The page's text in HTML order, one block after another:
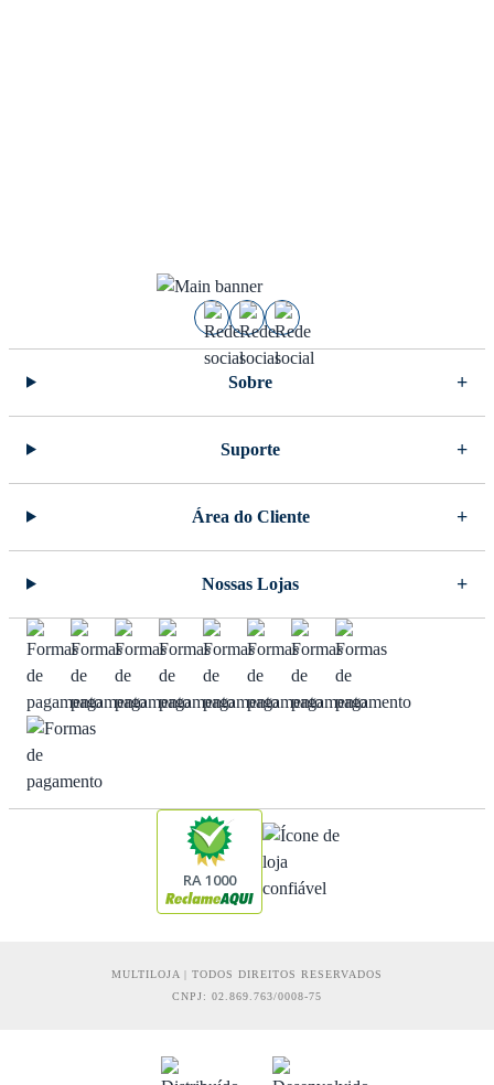
Sobre
Suporte
Área do Cliente
Nossas Lojas
RA 1000
MULTILOJA | TODOS DIREITOS RESERVADOS
CNPJ: 02.869.763/0008-75